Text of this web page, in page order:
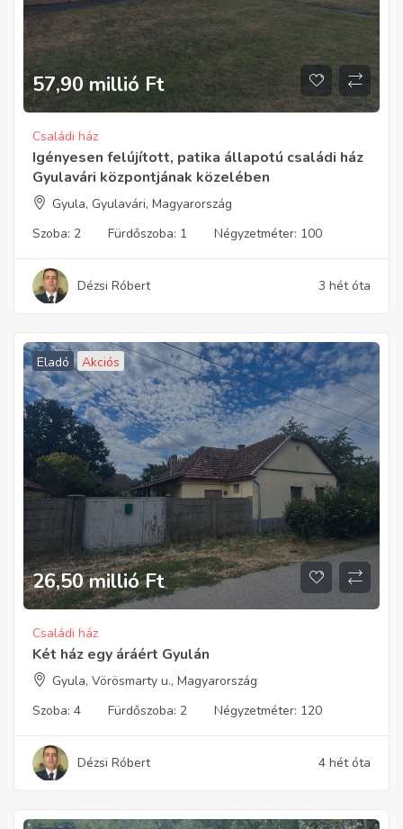
57,90 millió Ft
Családi ház
Igényesen felújított, patika állapotú családi ház
Gyulavári központjának közelében
Gyula, Gyulavári, Magyarország
Szoba: 2 Fürdőszoba: 1 Négyzetméter: 100
Dézsi Róbert 3 hét óta
Eladó Akciós
26,50 millió Ft
Családi ház
Két ház egy áráért Gyulán
Gyula, Vörösmarty u., Magyarország
Szoba: 4 Fürdőszoba: 2 Négyzetméter: 120
Dézsi Róbert 4 hét óta